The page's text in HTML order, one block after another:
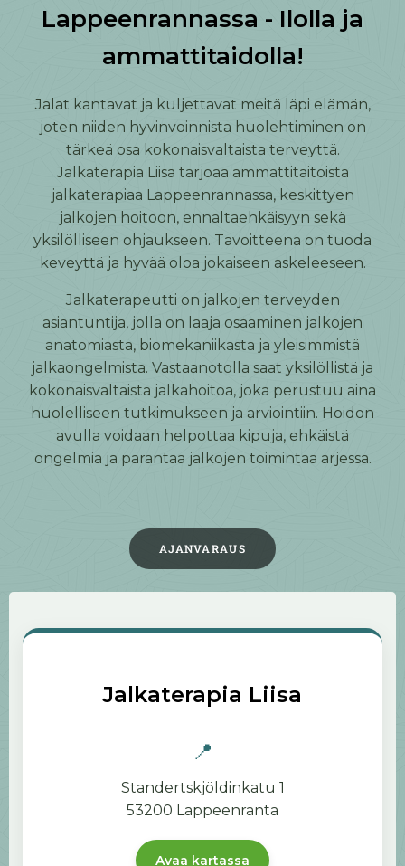
Lappeenrannassa - Ilolla ja
ammattitaidolla!
Jalat kantavat ja kuljettavat meitä läpi elämän,
joten niiden hyvinvoinnista huolehtiminen on
tärkeä osa kokonaisvaltaista terveyttä.
Jalkaterapia Liisa tarjoaa ammattitaitoista
jalkaterapiaa Lappeenrannassa, keskittyen
jalkojen hoitoon, ennaltaehkäisyyn sekä
yksilölliseen ohjaukseen. Tavoitteena on tuoda
keveyttä ja hyvää oloa jokaiseen askeleeseen.
Jalkaterapeutti on jalkojen terveyden
asiantuntija, jolla on laaja osaaminen jalkojen
anatomiasta, biomekaniikasta ja yleisimmistä
jalkaongelmista. Vastaanotolla saat yksilöllistä ja
kokonaisvaltaista jalkahoitoa, joka perustuu aina
huolelliseen tutkimukseen ja arviointiin. Hoidon
avulla voidaan helpottaa kipuja, ehkäistä
ongelmia ja parantaa jalkojen toimintaa arjessa.
AJANVARAUS
Jalkaterapia Liisa
📍
Standertskjöldinkatu 1
53200 Lappeenranta
Avaa kartassa